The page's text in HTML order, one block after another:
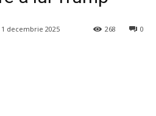
1 decembrie 2025 0
268